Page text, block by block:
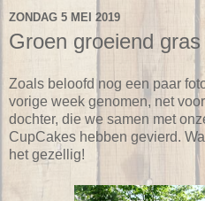
ZONDAG 5 MEI 2019
Groen groeiend
Zoals beloofd nog een paar
vorige week genomen, net
dochter, die we samen met
CupCakes hebben gevierd.
het gezellig!